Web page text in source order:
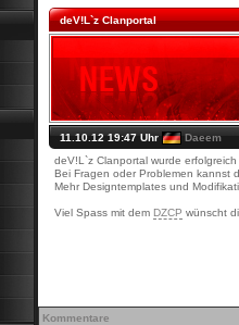
deV!L`z Clanportal
11.10.12 19:47 Uhr
Daeem
deV!L`z Clanportal wurde erfolgreich
Bei Fragen oder Problemen kannst
Mehr Designtemplates und
Viel Spass mit dem DZCP wünscht
Kommentare